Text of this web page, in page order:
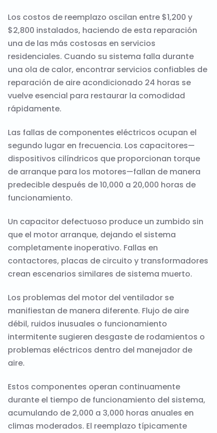
Los costos de reemplazo oscilan entre $1,200 y
$2,800 instalados, haciendo de esta reparación
una de las más costosas en servicios
residenciales. Cuando su sistema falla durante
una ola de calor, encontrar servicios confiables de
reparación de aire acondicionado 24 horas se
vuelve esencial para restaurar la comodidad
rápidamente.
Las fallas de componentes eléctricos ocupan el
segundo lugar en frecuencia. Los capacitores—
dispositivos cilíndricos que proporcionan torque
de arranque para los motores—fallan de manera
predecible después de 10,000 a 20,000 horas de
funcionamiento.
Un capacitor defectuoso produce un zumbido sin
que el motor arranque, dejando el sistema
completamente inoperativo. Fallas en
contactores, placas de circuito y transformadores
crean escenarios similares de sistema muerto.
Los problemas del motor del ventilador se
manifiestan de manera diferente. Flujo de aire
débil, ruidos inusuales o funcionamiento
intermitente sugieren desgaste de rodamientos o
problemas eléctricos dentro del manejador de
aire.
Estos componentes operan continuamente
durante el tiempo de funcionamiento del sistema,
acumulando de 2,000 a 3,000 horas anuales en
climas moderados. El reemplazo típicamente